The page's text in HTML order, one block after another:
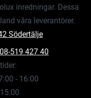
inredningar. Dessa
våra leverantörer.
Södertälje
08-519 427 40
- 16:00